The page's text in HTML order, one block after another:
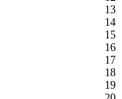
13
14
15
16
17
18
19